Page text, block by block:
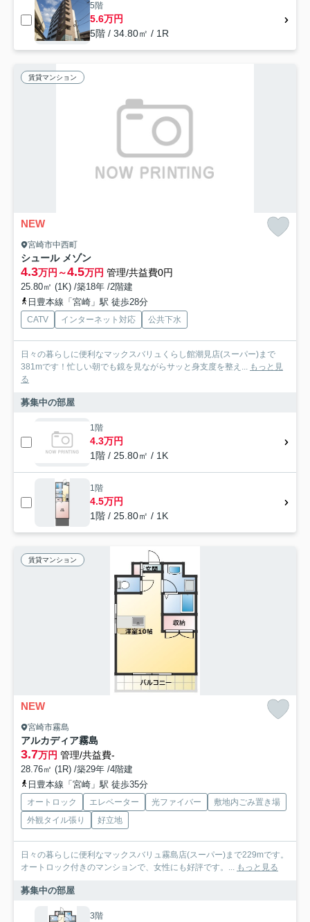
5階
5.6万円
5階 / 34.80㎡ / 1R
賃貸マンション
NEW
宮崎市中西町
シュール メゾン
4.3万円～4.5万円 管理/共益費0円
25.80㎡ (1K) /築18年 /2階建
日豊本線「宮崎」駅 徒歩28分
CATV インターネット対応 公共下水
日々の暮らしに便利なマックスバリュくらし館潮見店(スーパー)まで
381mです！忙しい朝でも鏡を見ながらサッと身支度を整え... もっと見
る
募集中の部屋
1階
4.3万円
1階 / 25.80㎡ / 1K
1階
4.5万円
1階 / 25.80㎡ / 1K
賃貸マンション
NEW
宮崎市霧島
アルカディア霧島
3.7万円 管理/共益費-
28.76㎡ (1R) /築29年 /4階建
日豊本線「宮崎」駅 徒歩35分
オートロック エレベーター 光ファイバー
敷地内ごみ置き場
外観タイル張り
好立地
日々の暮らしに便利なマックスバリュ霧島店(スーパー)まで229mです。
オートロック付きのマンションで、女性にも好評です。... もっと見る
募集中の部屋
3階